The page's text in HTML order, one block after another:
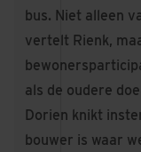
bus. Niet alleen
vertelt Rienk,
als de oudere
Dorien knikt
bouwer is waar